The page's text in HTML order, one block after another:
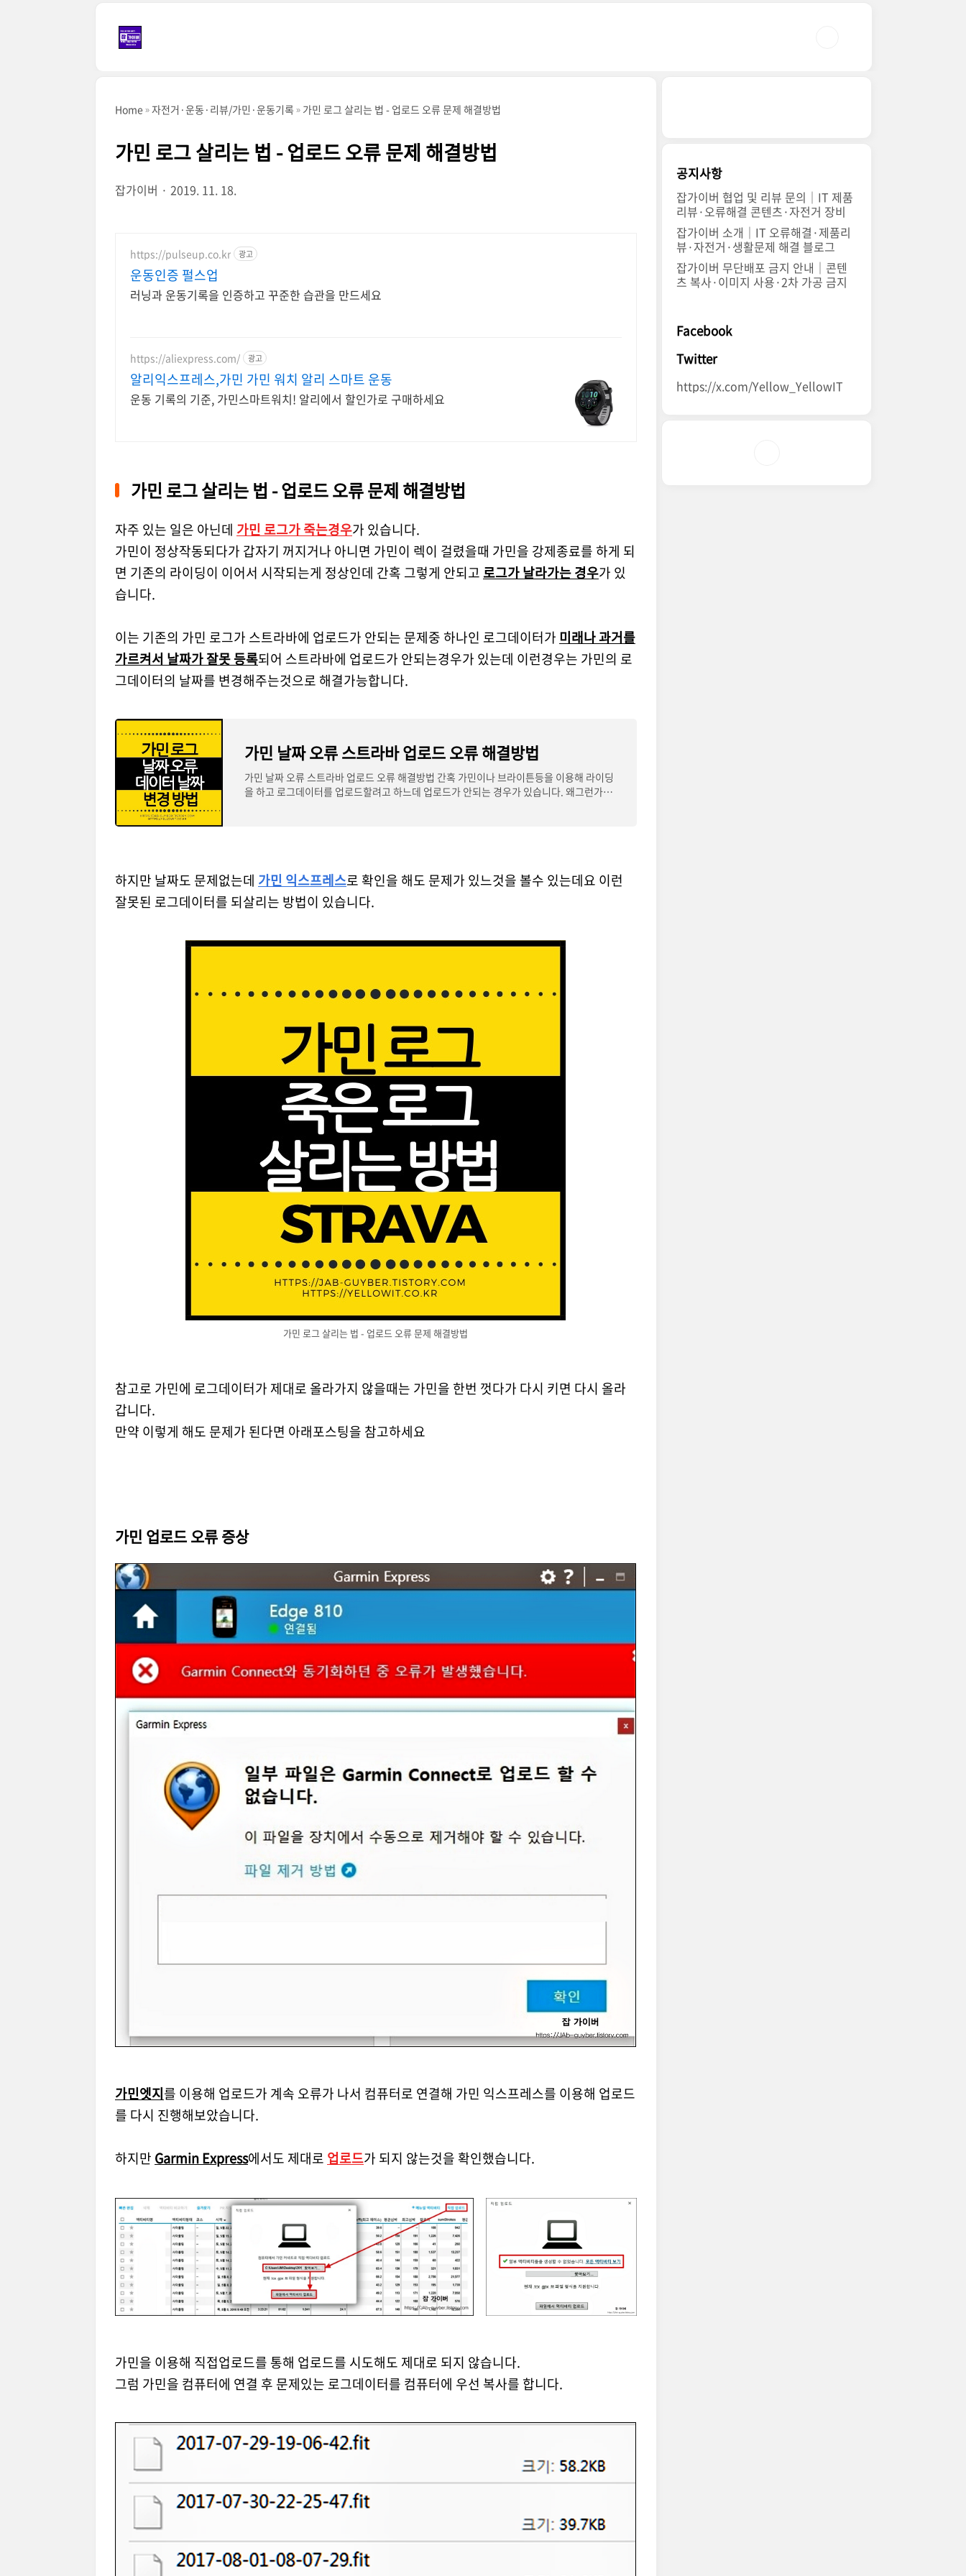
Home 자전거·운동·리뷰/가민·운동기록 가민 로그 살리는 법 - 업로드 오류 문제 해결방법
가민 로그 살리는 법 - 업로드 오류 문제 해결방법
잡가이버 2019. 11. 18.
https://pulseup.co.kr 광고
운동인증 펄스업
러닝과 운동기록을 인증하고 꾸준한 습관을 만드세요
https://aliexpress.com/ 광고
알리익스프레스,가민 가민 워치 알리 스마트 운동
운동 기록의 기준, 가민스마트워치! 알리에서 할인가로 구매하세요
가민 로그 살리는 법 - 업로드 오류 문제 해결방법
자주 있는 일은 아닌데 가민 로그가 죽는경우가 있습니다.
가민이 정상작동되다가 갑자기 꺼지거나 아니면 가민이 렉이 걸렸을때 가민을 강제종료를 하게 되
면 기존의 라이딩이 이어서 시작되는게 정상인데 간혹 그렇게 안되고 로그가 날라가는 경우가 있
습니다.
이는 기존의 가민 로그가 스트라바에 업로드가 안되는 문제중 하나인 로그데이터가 미래나 과거를
가르켜서 날짜가 잘못 등록되어 스트라바에 업로드가 안되는경우가 있는데 이런경우는 가민의 로
그데이터의 날짜를 변경해주는것으로 해결가능합니다.
가민 날짜 오류 스트라바 업로드 오류 해결방법
가민 날짜 오류 스트라바 업로드 오류 해결방법 간혹 가민이나 브라이튼등을 이용해 라이딩
을 하고 로그데이터를 업로드할려고 하느데 업로드가 안되는 경우가 있습니다. 왜그런가 하
하지만 날짜도 문제없는데 가민 익스프레스로 확인을 해도 문제가 있느것을 볼수 있는데요 이런
잘못된 로그데이터를 되살리는 방법이 있습니다.
가민 로그 살리는 법 - 업로드 오류 문제 해결방법
참고로 가민에 로그데이터가 제대로 올라가지 않을때는 가민을 한번 껏다가 다시 키면 다시 올라
갑니다.
만약 이렇게 해도 문제가 된다면 아래포스팅을 참고하세요
가민 업로드 오류 증상
가민엣지를 이용해 업로드가 계속 오류가 나서 컴퓨터로 연결해 가민 익스프레스를 이용해 업로드
를 다시 진행해보았습니다.
하지만 Garmin Express에서도 제대로 업로드가 되지 않는것을 확인했습니다.
가민을 이용해 직접업로드를 통해 업로드를 시도해도 제대로 되지 않습니다.
그럼 가민을 컴퓨터에 연결 후 문제있는 로그데이터를 컴퓨터에 우선 복사를 합니다.
공지사항
잡가이버 협업 및 리뷰 문의｜IT 제품
리뷰·오류해결 콘텐츠·자전거 장비
잡가이버 소개｜IT 오류해결·제품리
뷰·자전거·생활문제 해결 블로그
잡가이버 무단배포 금지 안내｜콘텐
츠 복사·이미지 사용·2차 가공 금지
Facebook
Twitter
https://x.com/Yellow_YellowIT